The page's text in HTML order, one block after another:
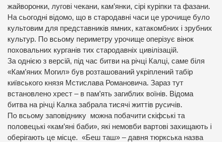
жайворонки, лугові чекани, кам’янки, сірі куріпки та фазани.
На сьогодні відомо, що в стародавні часи це урочище було
культовим для представників ямних, катакомбних і зрубних
культур. По всьому периметру урочище оперізує вінок
поховальних курганів тих стародавніх цивілізацій.
За однією з версій, під час битви на річці Калці, саме біля
«Кам’яних Могил» був розташований укріплений табір
київського князя Мстислава Романовича. Зараз тут
встановлено хрест – в пам’ять загиблих воїнів. Відома
битва на річці Калка забрала тисячі життів русичів.
По всьому заповіднику можна побачити скіфські та
половецькі «кам’яні баби», які немовби вартові захищають і
оберігають це місце. «Беш таш» – давня тюркська назва